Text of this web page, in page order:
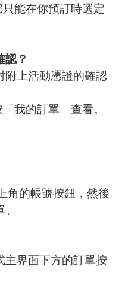
能在你預訂時選定
認？
附上活動憑證的確認
我的訂單」查看。
角的帳號按鈕，然後
主界面下方的訂單按